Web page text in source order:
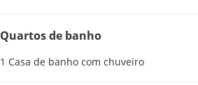
Quartos de banho
1 Casa de banho com chuveiro